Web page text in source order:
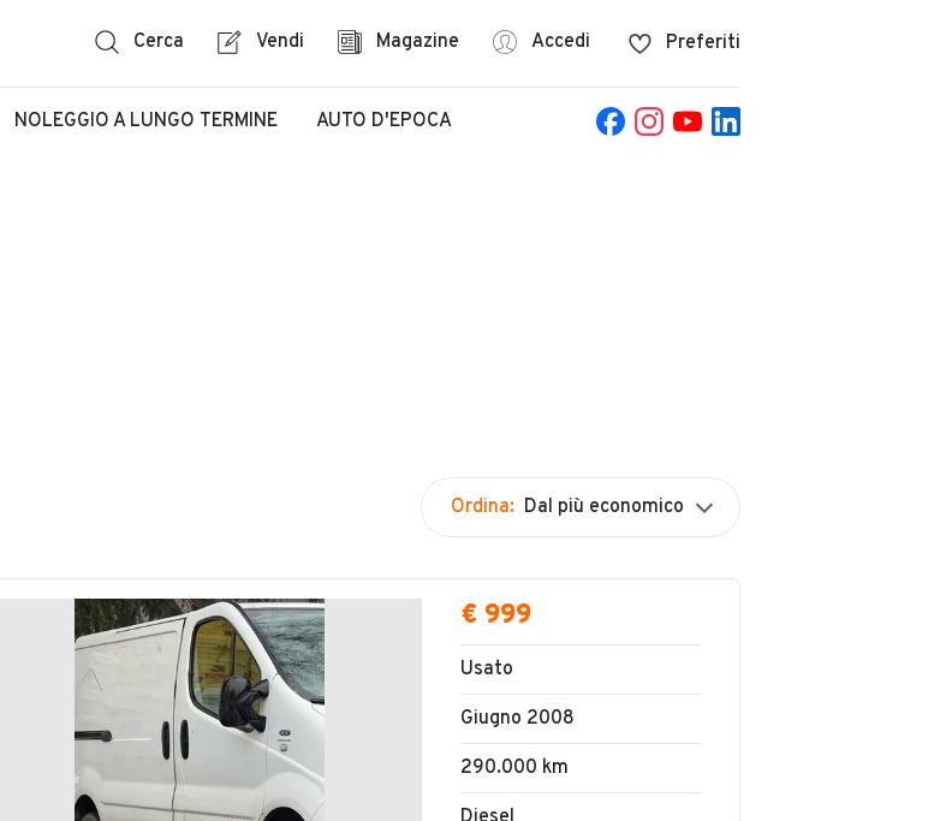
Cerca Vendi Magazine Accedi Preferiti
NOLEGGIO A LUNGO TERMINE AUTO D'EPOCA
Ordina: Dal più economico